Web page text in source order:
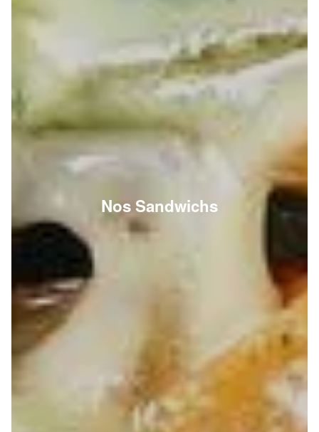
Nos Sandwichs